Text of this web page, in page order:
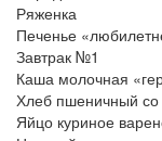
Ряженка
Печенье
Завтрак №1
Каша молочная
Хлеб пшеничный
Яйцо куриное